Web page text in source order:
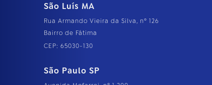
São Luís MA
Rua Armando Vieira da Silva, nº 126
Bairro de Fátima
CEP: 65030-130
São Paulo SP